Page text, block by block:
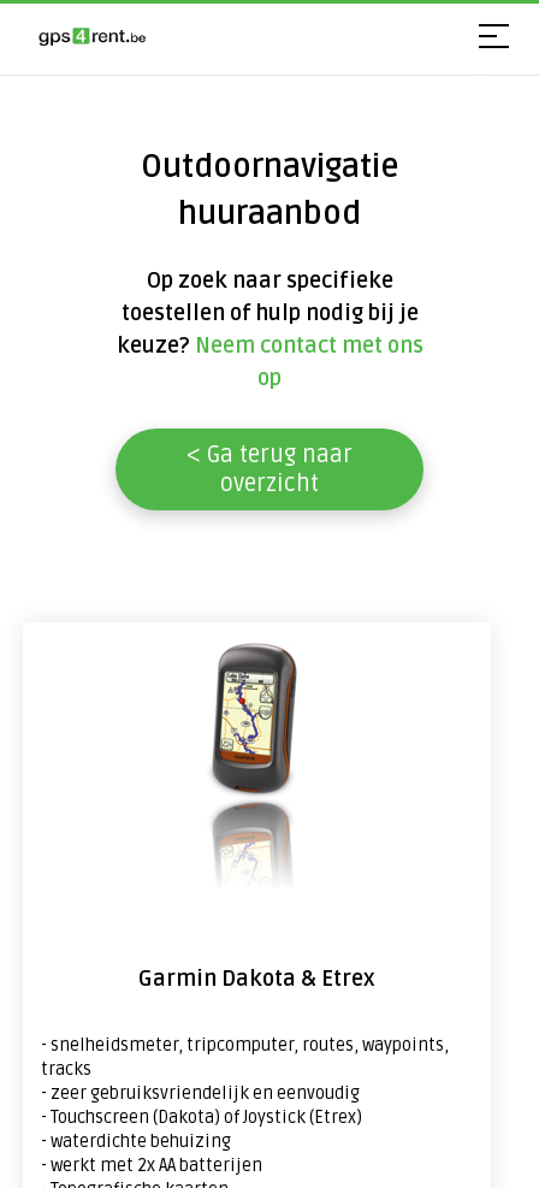
Outdoornavigatie
huuraanbod
Op zoek naar specifieke
toestellen of hulp nodig bij je
keuze? Neem contact met ons
op
< Ga terug naar
overzicht
Garmin Dakota & Etrex
- snelheidsmeter, tripcomputer, routes, waypoints,
tracks
- zeer gebruiksvriendelijk en eenvoudig
- Touchscreen (Dakota) of Joystick (Etrex)
- waterdichte behuizing
- werkt met 2x AA batterijen